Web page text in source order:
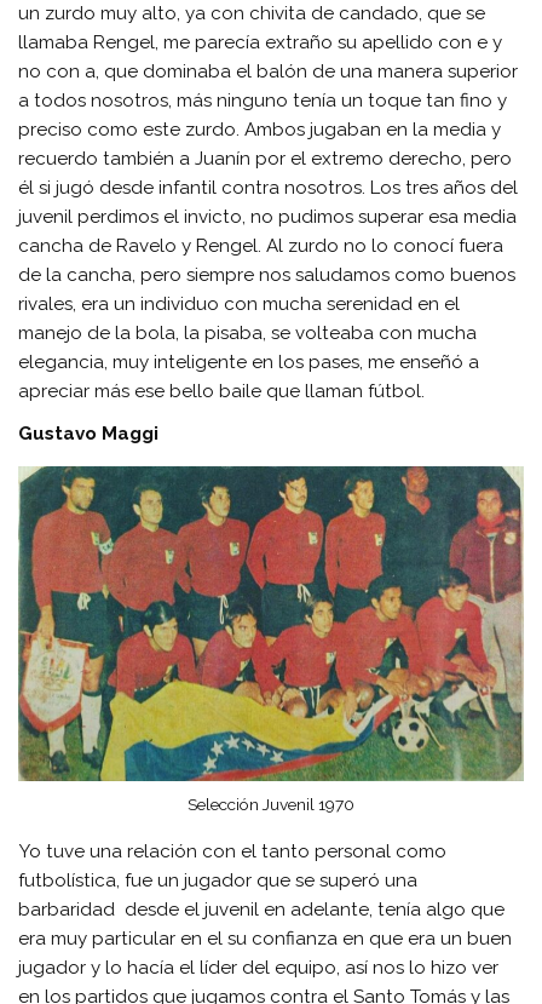
un zurdo muy alto, ya con chivita de candado, que se
llamaba Rengel, me parecía extraño su apellido con e y
no con a, que dominaba el balón de una manera superior
a todos nosotros, más ninguno tenía un toque tan fino y
preciso como este zurdo. Ambos jugaban en la media y
recuerdo también a Juanín por el extremo derecho, pero
él si jugó desde infantil contra nosotros. Los tres años del
juvenil perdimos el invicto, no pudimos superar esa media
cancha de Ravelo y Rengel. Al zurdo no lo conocí fuera
de la cancha, pero siempre nos saludamos como buenos
rivales, era un individuo con mucha serenidad en el
manejo de la bola, la pisaba, se volteaba con mucha
elegancia, muy inteligente en los pases, me enseñó a
apreciar más ese bello baile que llaman fútbol.
Gustavo Maggi
Selección Juvenil 1970
Yo tuve una relación con el tanto personal como
futbolística, fue un jugador que se superó una
barbaridad desde el juvenil en adelante, tenía algo que
era muy particular en el su confianza en que era un buen
jugador y lo hacía el líder del equipo, así nos lo hizo ver
en los partidos que jugamos contra el Santo Tomás y las